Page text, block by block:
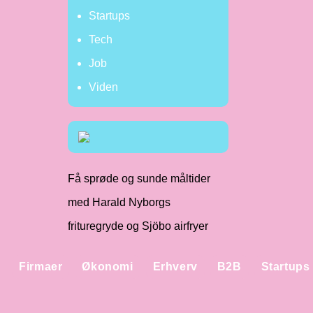
Startups
Tech
Job
Viden
Få sprøde og sunde måltider
med Harald Nyborgs
frituregryde og Sjöbo airfryer
Firmaer Økonomi Erhverv B2B Startups